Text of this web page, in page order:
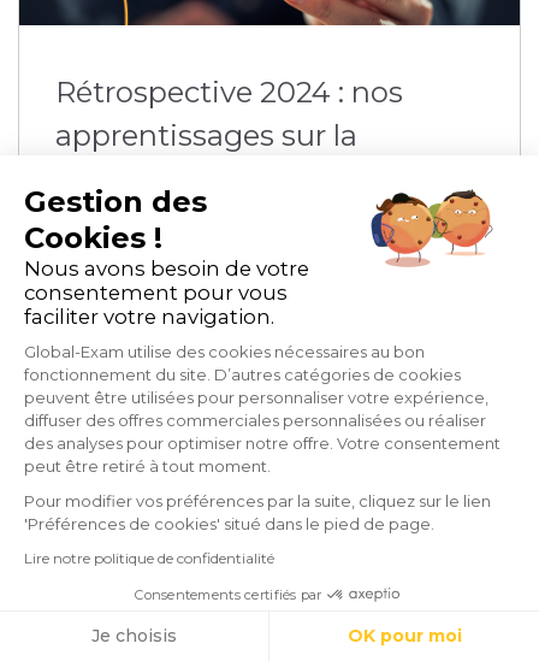
Rétrospective 2024 : nos
apprentissages sur la
Organisme de formation
mins de lecture
Le meilleur de la EdTech et de
Gestion des
Cookies !
Nous avons besoin de votre
consentement pour vous
faciliter votre navigation.
Global-Exam utilise des cookies nécessaires au bon
fonctionnement du site. D’autres catégories de cookies
peuvent être utilisées pour personnaliser votre expérience,
diffuser des offres commerciales personnalisées ou réaliser
des analyses pour optimiser notre offre. Votre consentement
peut être retiré à tout moment.
Pour modifier vos préférences par la suite, cliquez sur le lien
'Préférences de cookies' situé dans le pied de page.
Lire notre politique de confidentialité
Consentements certifiés par
Je choisis OK pour moi
Cookies